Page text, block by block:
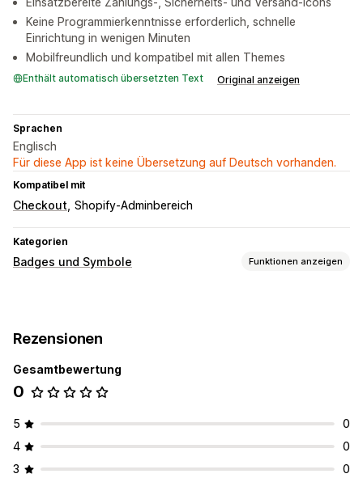
Keine Programmierkenntnisse erforderlich, schnelle
Einrichtung in wenigen Minuten
Mobilfreundlich und kompatibel mit allen Themes
Enthält automatisch übersetzten Text Original anzeigen
Sprachen
Englisch
Für diese App ist keine Übersetzung auf Deutsch vorhanden.
Kompatibel mit
Checkout Shopify-Adminbereich
Kategorien
Badges und Symbole Funktionen anzeigen
Sicherheit Versand
Gewährleistung
Anpassung
Responsivität für Mobilgeräte
Rezensionen
Gesamtbewertung
0
5
0
4
0
3
0